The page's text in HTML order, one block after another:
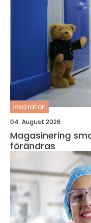
inspiration
04. August 2026
Magasinering smart förvaring när livet
förändras